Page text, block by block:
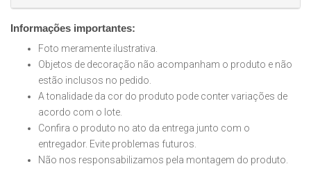
Informações importantes:
Foto meramente ilustrativa.
Objetos de decoração não acompanham o produto e não
estão inclusos no pedido.
A tonalidade da cor do produto pode conter variações de
acordo com o lote.
Confira o produto no ato da entrega junto com o
entregador. Evite problemas futuros.
Não nos responsabilizamos pela montagem do produto.